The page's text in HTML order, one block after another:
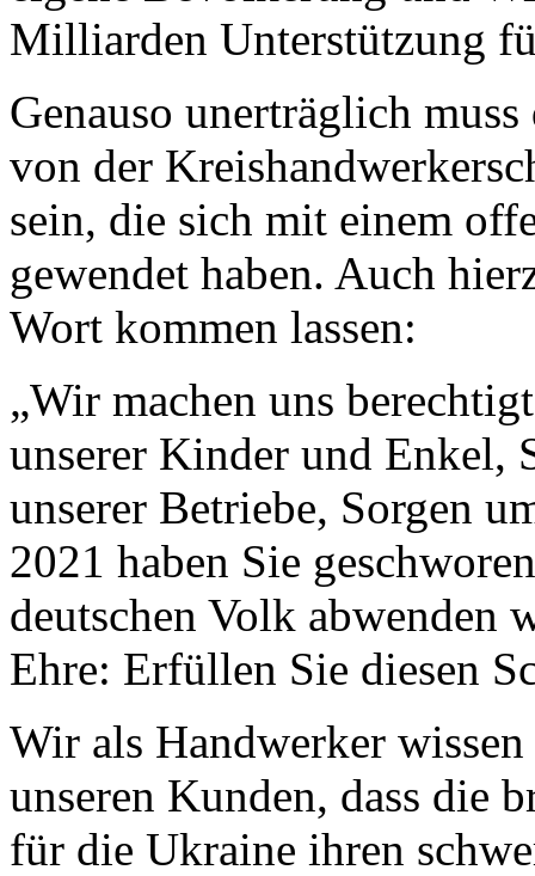
Milliarden Unterstützung
Genauso unerträglich
von der
sein, die sich mit einem
gewendet haben. Auch
Wort kommen lassen:
„Wir machen uns
unserer Kinder und Enkel,
unserer Betriebe, Sorgen
2021 haben Sie
deutschen Volk abwenden
Ehre: Erfüllen Sie diesen
Wir als Handwerker
unseren Kunden, dass die
für die Ukraine ihren